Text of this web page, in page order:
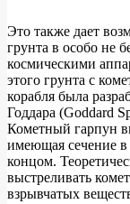
Это также дает
грунта в особо не
космическими
этого грунта с
корабля была
Годдара (Goddard
Кометный гарпун
имеющая сечение
концом.
выстреливать
взрывчатых